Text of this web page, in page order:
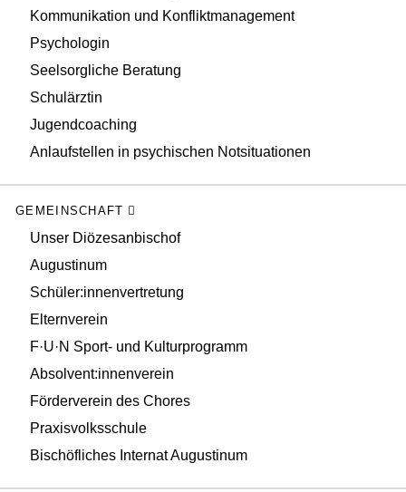
Kommunikation und Konfliktmanagement
Psychologin
Seelsorgliche Beratung
Schulärztin
Jugendcoaching
Anlaufstellen in psychischen Notsituationen
GEMEINSCHAFT
Unser Diözesanbischof
Augustinum
Schüler:innenvertretung
Elternverein
F·U·N Sport- und Kulturprogramm
Absolvent:innenverein
Förderverein des Chores
Praxisvolksschule
Bischöfliches Internat Augustinum